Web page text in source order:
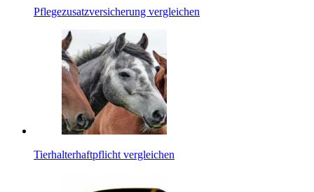
Pflegezusatzversicherung vergleichen
Tierhalterhaftpflicht vergleichen